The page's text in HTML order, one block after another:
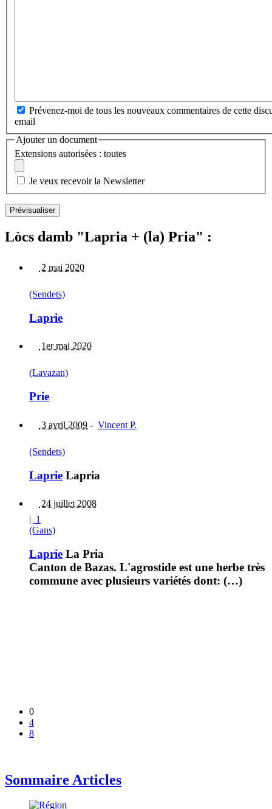
Prévenez-moi de tous les nouveaux commentaires de cette
email
Ajouter un document
Extensions autorisées : toutes
Je veux recevoir la Newsletter
Lòcs damb "Lapria + (la) Pria" :
2 mai 2020
(Sendets)
Laprie
1er mai 2020
(Lavazan)
Prie
3 avril 2009 - Vincent P.
(Sendets)
Laprie Lapria
24 juillet 2008
| 1
(Gans)
Laprie La Pria
Canton de Bazas. L'agrostide est une herbe très
commune avec plusieurs variétés dont: (…)
0
4
8
Sommaire Articles